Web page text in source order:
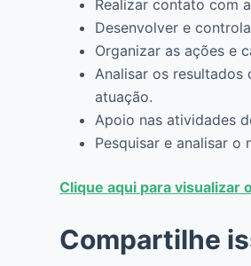
Realizar contato com
Desenvolver e
Organizar as ações e
Analisar os
atuação.
Apoio nas atividades
Pesquisar e analisar
Clique aqui para visualizar
Compartilhe